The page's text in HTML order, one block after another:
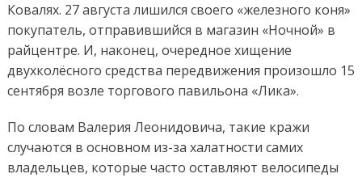
Ковалях. 27 августа лишился своего «железного коня»
покупатель, отправившийся в магазин «Ночной» в
райцентре. И, наконец, очередное хищение
двухколёсного средства передвижения произошло 15
сентября возле торгового павильона «Лика».
По словам Валерия Леонидовича, такие кражи
случаются в основном из-за халатности самих
владельцев, которые часто оставляют велосипеды